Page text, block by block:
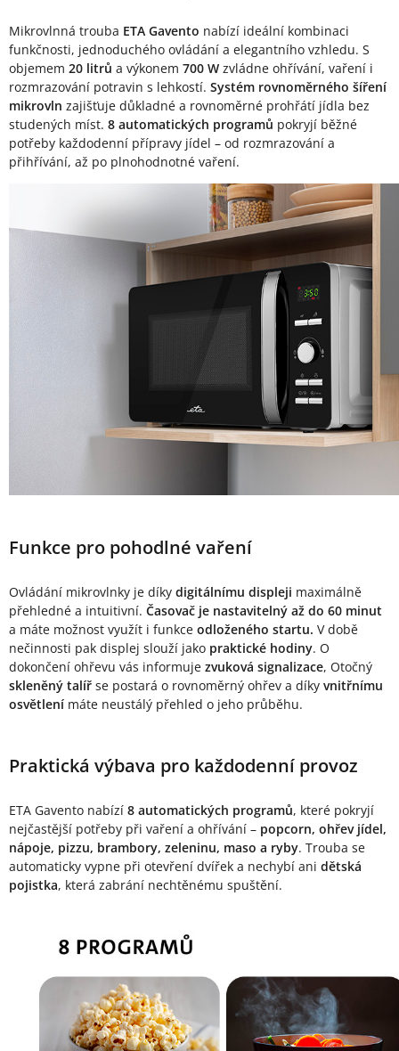
Mikrovlnná trouba ETA Gavento nabízí ideální kombinaci
funkčnosti, jednoduchého ovládání a elegantního vzhledu. S
objemem 20 litrů a výkonem 700 W zvládne ohřívání, vaření i
rozmrazování potravin s lehkostí. Systém rovnoměrného šíření
mikrovln zajišťuje důkladné a rovnoměrné prohřátí jídla bez
studených míst. 8 automatických programů pokryjí běžné
potřeby každodenní přípravy jídel – od rozmrazování a
přihřívání, až po plnohodnotné vaření.
Funkce pro pohodlné vaření
Ovládání mikrovlnky je díky digitálnímu displeji maximálně
přehledné a intuitivní. Časovač je nastavitelný až do 60 minut
a máte možnost využít i funkce odloženého startu. V době
nečinnosti pak displej slouží jako praktické hodiny. O
dokončení ohřevu vás informuje zvuková signalizace, Otočný
skleněný talíř se postará o rovnoměrný ohřev a díky vnitřnímu
osvětlení máte neustálý přehled o jeho průběhu.
Praktická výbava pro každodenní provoz
ETA Gavento nabízí 8 automatických programů, které pokryjí
nejčastější potřeby při vaření a ohřívání – popcorn, ohřev jídel,
nápoje, pizzu, brambory, zeleninu, maso a ryby. Trouba se
automaticky vypne při otevření dvířek a nechybí ani dětská
pojistka, která zabrání nechtěnému spuštění.